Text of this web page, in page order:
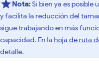
Nota:Si bien ya es posible
y facilita la reducción del
sigue trabajando en más
capacidad. En la hoja de ruta
detalle.